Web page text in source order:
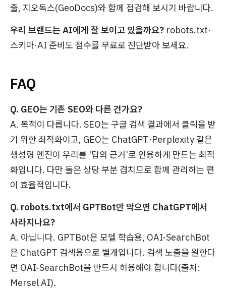
출, 지오독스(GeoDocs)와 함께 점검해 보시기 바랍니다.
우리 브랜드는 AI에게 잘 보이고 있을까요? robots.txt·
스키마·AI 준비도 점수를 무료로 진단받아 보세요.
FAQ
Q. GEO는 기존 SEO와 다른 건가요?
A. 목적이 다릅니다. SEO는 구글 검색 결과에서 클릭을 받
기 위한 최적화이고, GEO는 ChatGPT·Perplexity 같은
생성형 엔진이 우리를 '답의 근거'로 인용하게 만드는 최적
화입니다. 다만 둘은 상당 부분 겹치므로 함께 관리하는 편
이 효율적입니다.
Q. robots.txt에서 GPTBot만 막으면 ChatGPT에서
사라지나요?
A. 아닙니다. GPTBot은 모델 학습용, OAI-SearchBot
은 ChatGPT 검색용으로 별개입니다. 검색 노출을 원한다
면 OAI-SearchBot을 반드시 허용해야 합니다(출처:
Mersel AI).